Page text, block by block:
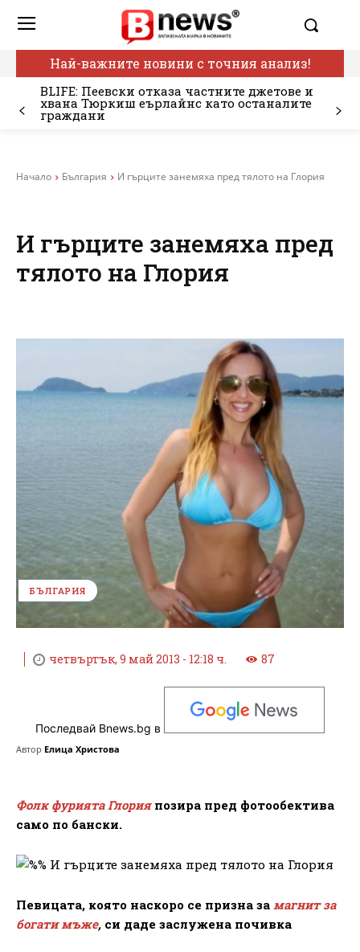
Най-важните новини с точния анализ!
BLIFE: Пеевски отказа частните джетове и
хвана Тюркиш еърлайнс като останалите
граждани
Начало България И гърците занемяха пред тялото на Глория
И гърците занемяха пред
тялото на Глория
БЪЛГАРИЯ
четвъртък, 9 май 2013 - 12:18 ч. 87
Последвай Bnews.bg в
Автор Елица Христова
Фолк фурията Глорияпозира пред фотообектива
само по бански.
Певицата, която наскоро се призна за магнит за
богати мъже, си даде заслужена почивка